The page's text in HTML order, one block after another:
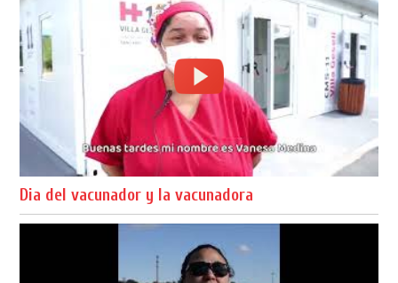
Dia del vacunador y la vacunadora